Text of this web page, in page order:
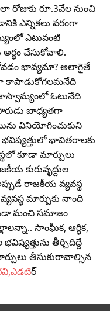
రూ.3వేల నుంచి
ఎన్నికలు వరంగా
ఎటువంటి
అర్ధం చేసుకోవాలి.
భావ్యమా? అలాగైతే
కాపాడుకోగలమనేది
ఓటునేది
బాధ్యతగా
వినియోగించుకుని
భావితరాలకు
కూడా మార్పులు
కురువృద్దుల
రాజకీయ వ్యవస్థ
వ్యవస్థ మార్పుకు నాంది
మంచి సమాజం
సాంఫీుక, ఆర్ధిక,
తీర్చిదిద్దే
తీసుకురావాల్సిన
ర్